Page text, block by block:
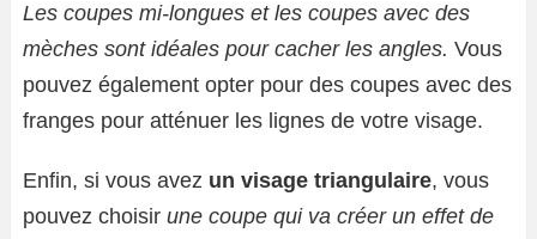
Les coupes mi-longues et les coupes avec des
mèches sont idéales pour cacher les angles. Vous
pouvez également opter pour des coupes avec des
franges pour atténuer les lignes de votre visage.
Enfin, si vous avez un visage triangulaire, vous
pouvez choisir une coupe qui va créer un effet de